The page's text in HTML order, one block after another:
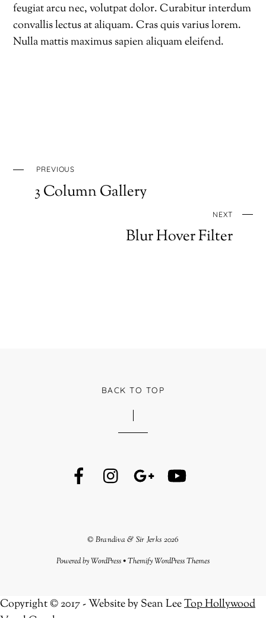
feugiat arcu nec, volutpat dolor. Curabitur interdum
convallis lectus at aliquam. Cras quis varius lorem.
Nulla mattis maximus sapien aliquam eleifend.
PREVIOUS
3 Column Gallery
NEXT
Blur Hover Filter
BACK TO TOP
© Brandiva & Sir Jerks 2026
Powered byWordPress•Themify WordPress Themes
Copyright © 2017 - Website by Sean LeeTop Hollywood